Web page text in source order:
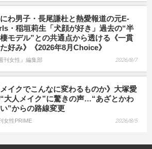
わ男子・長尾謙杜と熱愛報道の元E-
・稲垣莉生「犬顔が好き」過去の“半
棲モデル”との共通点から透ける《一貫
好み》《2026年8月Choice》
刊女性』編集部 2026/8/7
メイクでこんなに変わるものか》大塚愛
大人メイク”に驚きの声…“あざとかわ
”からの路線変更
女性PRIME 2026/8/5